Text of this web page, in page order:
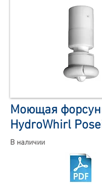
Моющая
HydroWhirl
В наличии